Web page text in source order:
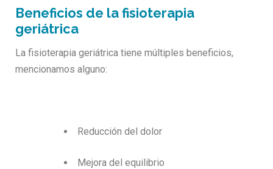
Beneficios de la fisioterapia
geriátrica
La fisioterapia geriátrica tiene múltiples beneficios,
mencionamos alguno:
Reducción del dolor
Mejora del equilibrio